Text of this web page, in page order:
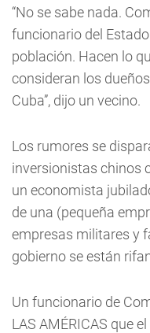
“No se sabe nada.
funcionario del
población. Hacen lo
consideran los
Cuba”, dijo un vecino.
Los rumores se
inversionistas chinos
un economista
de una (pequeña
empresas militares y
gobierno se están
Un funcionario de
LAS AMÉRICAS que